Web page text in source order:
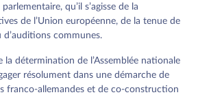
qu’il s’agisse de la
de l’Union européenne, de la tenue de
communes.
la détermination de l’Assemblée nationale
résolument dans une démarche de
franco-allemandes et de co-construction